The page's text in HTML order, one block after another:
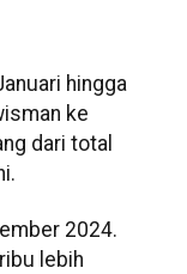
hingga
ke
dari total
2024.
lebih